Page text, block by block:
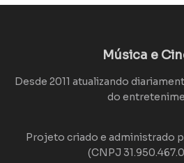
Música e
Desde 2011 atualizando
do
Projeto criado e administrado
(CNPJ